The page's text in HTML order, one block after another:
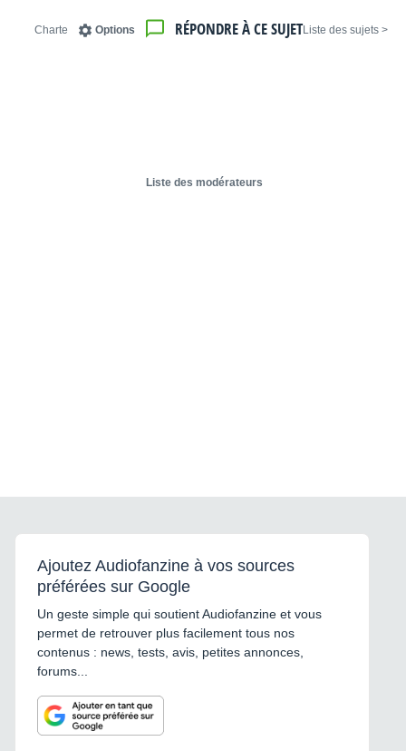
< Liste des sujets
RÉPONDRE À CE SUJET
Options
Charte
Liste des modérateurs
Ajoutez Audiofanzine à vos sources
préférées sur Google
Un geste simple qui soutient Audiofanzine et vous
permet de retrouver plus facilement tous nos
contenus : news, tests, avis, petites annonces,
forums...